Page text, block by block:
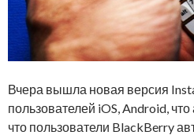
Вчера вышла новая версия
пользователей iOS, Android,
что пользователи BlackBerry